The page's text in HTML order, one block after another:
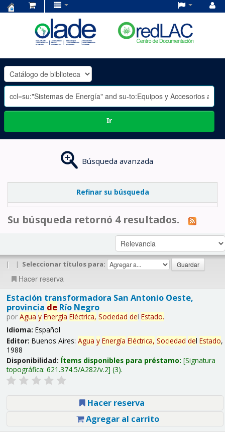
OLADE
-
Ir
Búsqueda avanzada
Refinar su búsqueda
Su búsqueda retornó 4 resultados.
| | Seleccionar títulos para:
Hacer reserva
Estación transformadora San Antonio Oeste,
provincia deRío Negro
por Agua y Energía Eléctrica, Sociedad del Estado.
Idioma: Español
Editor: Buenos Aires: Agua y Energía Eléctrica, Sociedad del Estado,
1988
Disponibilidad: Ítems disponibles para préstamo: Signatura
topográfica: 621.374.5/A282/v.2 (3).
Hacer reserva
Agregar al carrito